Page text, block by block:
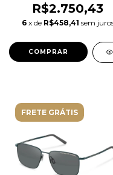
R$2.750,43
6 x de R$458,41 sem
FRETE GRÁTIS